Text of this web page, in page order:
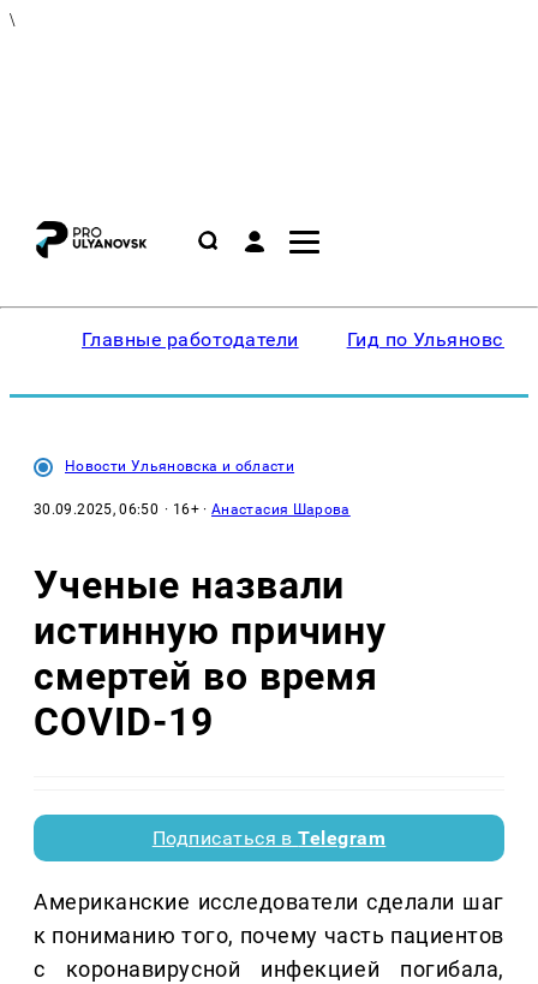
\
Главные работодатели Гид по Ульяновску
Новости Ульяновска и области
30.09.2025, 06:50 · 16+ ·Анастасия Шарова
Ученые назвали
истинную причину
смертей во время
COVID-19
Подписаться вTelegram
Американские исследователи сделали шаг
к пониманию того, почему часть пациентов
с коронавирусной инфекцией погибала,